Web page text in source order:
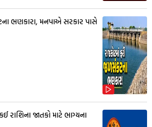
ભણકારા, મનપાએ સરકાર પાસે
જાતકો માટે ભાગ્યના